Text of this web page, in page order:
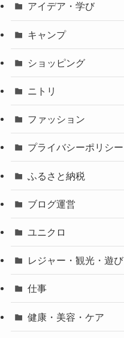
アイデア・学び
キャンプ
ショッピング
ニトリ
ファッション
プライバシーポリシー
ふるさと納税
ブログ運営
ユニクロ
レジャー・観光・遊び
仕事
健康・美容・ケア